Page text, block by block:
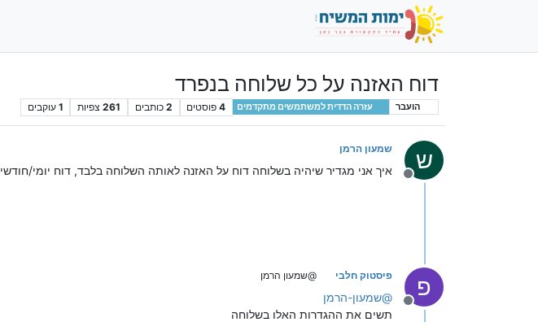
דוח האזנה על כל שלוחה בנפרד
הועבר עזרה הדדית למשתמשים מתקדמים 4 פוסטים 2 כותבים 261 צפיות 1 עוקבים
ש
מנותק
שמעון הרמן
איך אני מגדיר שיהיה בשלוחה דוח על האזנה לאותה השלוחה בלבד, דוח יומי/חודשי
פ
מנותק
פיסטוק חלבי @שמעון הרמן
@שמעון-הרמן
תשים את ההגדרות האלו בשלוחה